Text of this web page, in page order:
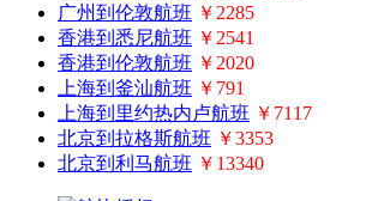
广州到伦敦航班 ￥2285
香港到悉尼航班 ￥2541
香港到伦敦航班 ￥2020
上海到釜汕航班 ￥791
上海到里约热内卢航班 ￥7117
北京到拉格斯航班 ￥3353
北京到利马航班 ￥13340